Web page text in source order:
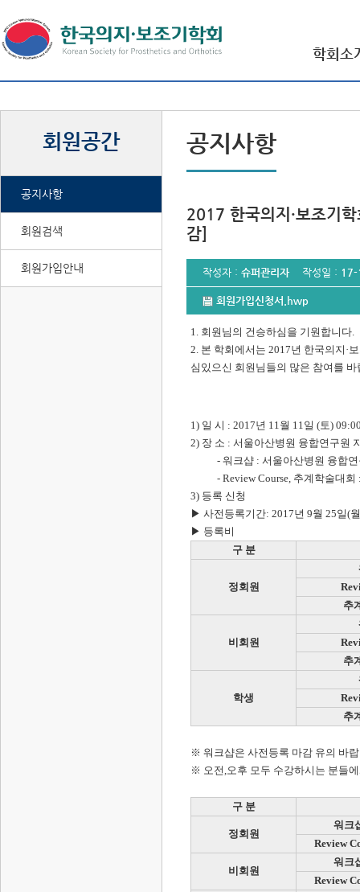
학회소
회원공간
공지사항
회원검색
회원가입안내
공지사항
2017 한국의지·보조기
감]
작성자 : 슈퍼관리자 작성일 :
회원가입신청서.hwp
1. 회원님의 건승하심을 기원합니다.
2. 본 학회에서는 2017년 한국의지·
심있으신 회원님들의 많은 참여를 바
1) 일 시 : 2017년 11월 11일 (토)
2) 장 소 : 서울아산병원 융합연구원
- 워크샵 : 서울아산병원 융합연
- Review Course, 추계학술대회 :
3) 등록 신청
▶ 사전등록기간: 2017년 9월 25일(
▶ 등록비
구 분
정회원
추
비회원
추
학생
추
※ 워크샵은 사전등록 마감 유의 바
※ 오전,오후 모두 수강하시는 분들
구 분
정회원
워크
Review
비회원
워크
Review